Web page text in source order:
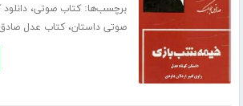
برچسب‌ها:کتاب صوتی،
صوتی داستان،کتاب عدل